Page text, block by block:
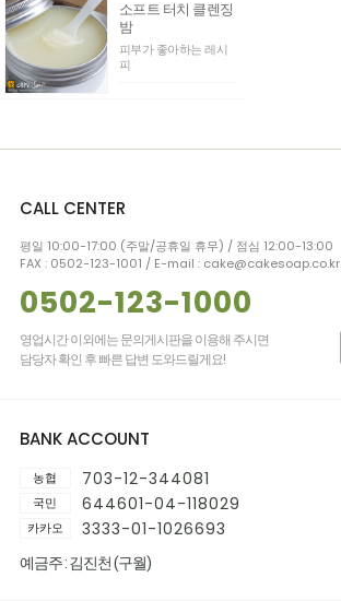
소프트 터치 클렌징
밤
피부가 좋아하는 레시
피
CALL CENTER
평일 10:00-17:00 (주말/공휴일 휴무) / 점심 12:00-13:00
FAX : 0502-123-1001 / E-mail : cake@cakesoap.co.kr
0502-123-1000
영업시간 이외에는 문의게시판을 이용해 주시면
담당자 확인 후 빠른 답변 도와드릴게요!
BANK ACCOUNT
농협 703-12-344081
국민 644601-04-118029
카카오 3333-01-1026693
예금주 : 김진천 (구월)